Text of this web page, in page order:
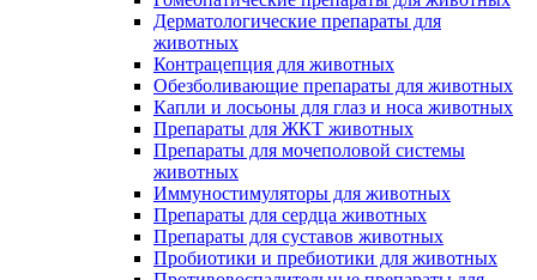
Дерматологические препараты для
животных
Контрацепция для животных
Обезболивающие препараты для животных
Капли и лосьоны для глаз и носа животных
Препараты для ЖКТ животных
Препараты для мочеполовой системы
животных
Иммуностимуляторы для животных
Препараты для сердца животных
Препараты для суставов животных
Пробиотики и пребиотики для животных